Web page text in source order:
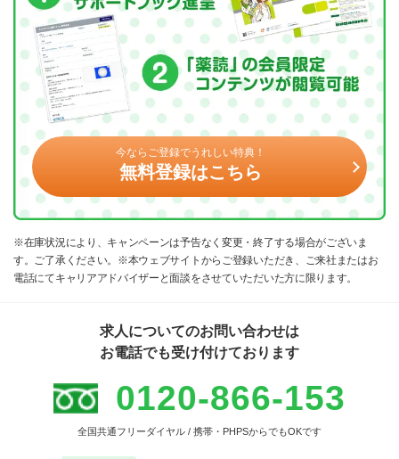
今ならご登録でうれしい特典！
無料登録はこちら
※在庫状況により、キャンペーンは予告なく変更・終了する場合がございま
す。ご了承ください。※本ウェブサイトからご登録いただき、ご来社またはお
電話にてキャリアアドバイザーと面談をさせていただいた方に限ります。
求人についてのお問い合わせは
お電話でも受け付けております
0120-866-153
全国共通フリーダイヤル / 携帯・PHPSからでもOKです